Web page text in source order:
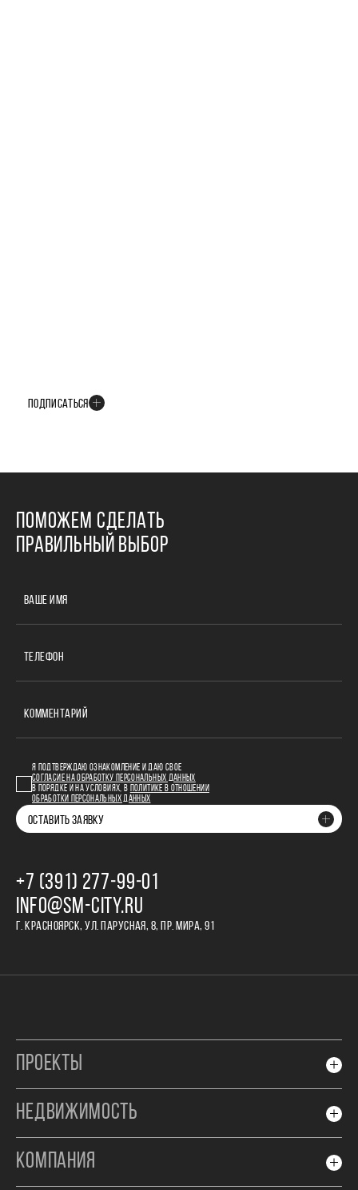
ПОДПИСАТЬСЯ
ПОМОЖЕМ СДЕЛАТЬ
ПРАВИЛЬНЫЙ ВЫБОР
ВАШЕ ИМЯ
ТЕЛЕФОН
КОММЕНТАРИЙ
Я ПОДТВЕРЖДАЮ ОЗНАКОМЛЕНИЕ И ДАЮ СВОЕ
СОГЛАСИЕ НА ОБРАБОТКУ ПЕРСОНАЛЬНЫХ ДАННЫХ
В ПОРЯДКЕ И НА УСЛОВИЯХ, В
ПОЛИТИКЕ В ОТНОШЕНИИ
ОБРАБОТКИ ПЕРСОНАЛЬНЫХ ДАННЫХ
ОСТАВИТЬ ЗАЯВКУ
+7 (391) 277‒99‒01
INFO@SM-CITY.RU
Г. КРАСНОЯРСК, УЛ. ПАРУСНАЯ, 8, ПР. МИРА, 91
ПРОЕКТЫ
НЕДВИЖИМОСТЬ
КОМПАНИЯ